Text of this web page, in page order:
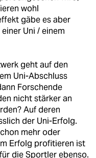
wohl
gäbe es aber
Uni / einem
geht auf den
Uni-Abschluss
Forschende
nicht stärker an
Auf deren
der Uni-Erfolg.
mehr oder
Erfolg profitieren ist
die Sportler ebenso.